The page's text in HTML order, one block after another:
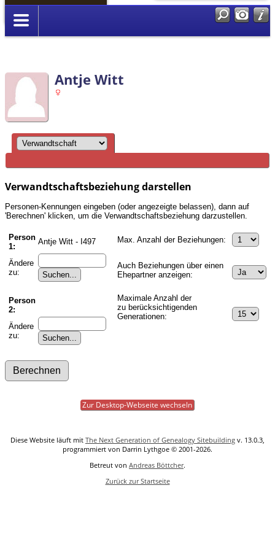
Anmelden
Antje Witt
Verwandtschaftsbeziehung darstellen
Personen-Kennungen eingeben (oder angezeigte belassen), dann auf
'Berechnen' klicken, um die Verwandtschaftsbeziehung darzustellen.
Person
1:
Antje Witt - I497
Ändere
zu:
Person
2:
Ändere
zu:
Max. Anzahl der Beziehungen:
Auch Beziehungen über einen
Ehepartner anzeigen:
Maximale Anzahl der
zu berücksichtigenden
Generationen:
Zur Desktop-Webseite wechseln
Diese Website läuft mit The Next Generation of Genealogy Sitebuilding v. 13.0.3,
programmiert von Darrin Lythgoe © 2001-2026.
Betreut von Andreas Böttcher.
Zurück zur Startseite